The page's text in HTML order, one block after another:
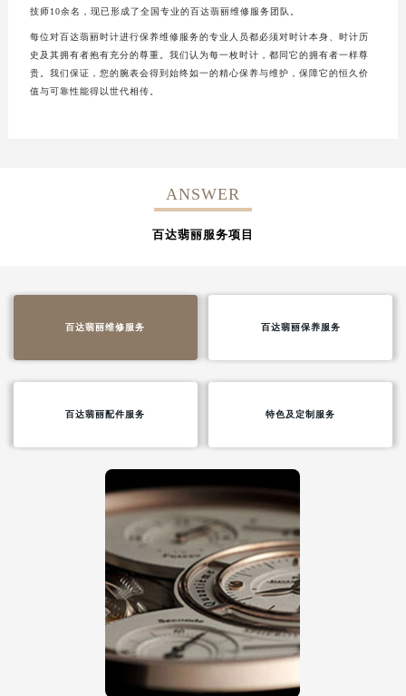
技师10余名，现已形成了全国专业的百达翡丽维修服务团队。
每位对百达翡丽时计进行保养维修服务的专业人员都必须对时计本身、时计历
史及其拥有者抱有充分的尊重。我们认为每一枚时计，都同它的拥有者一样尊
贵。我们保证，您的腕表会得到始终如一的精心保养与维护，保障它的恒久价
值与可靠性能得以世代相传。
ANSWER
百达翡丽服务项目
百达翡丽维修服务 百达翡丽保养服务
百达翡丽配件服务 特色及定制服务